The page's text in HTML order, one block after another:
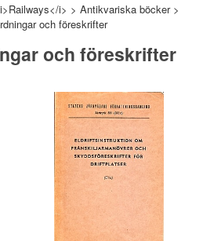
i> > Antikvariska böcker>
och föreskrifter
och föreskrifter